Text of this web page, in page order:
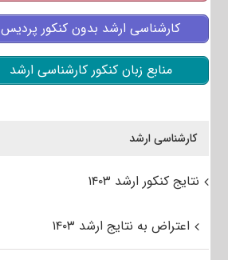
کارشناسی ارشد بدون کنکور پردیس
منابع زبان کنکور کارشناسی ارشد
کارشناسی ارشد
نتایج کنکور ارشد ۱۴۰۳
اعتراض به نتایج ارشد ۱۴۰۳